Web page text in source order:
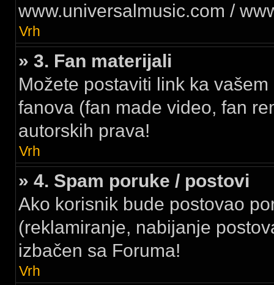
www.universalmusic.com /
Vrh
» 3. Fan materijali
Možete postaviti link ka
fanova (fan made video, fan
autorskih prava!
Vrh
» 4. Spam poruke / postovi
Ako korisnik bude postovao
(reklamiranje, nabijanje
izbačen sa Foruma!
Vrh